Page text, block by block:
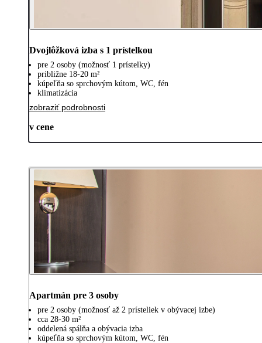
Dvojlôžková izba s 1 prístelkou
pre 2 osoby (možnosť 1 prístelky)
približne 18-20 m²
kúpeľňa so sprchovým kútom, WC, fén
klimatizácia
zobraziť podrobnosti
v cene
Apartmán pre 3 osoby
pre 2 osoby (možnosť až 2 prísteliek v obývacej izbe)
cca 28-30 m²
oddelená spálňa a obývacia izba
kúpeľňa so sprchovým kútom, WC, fén